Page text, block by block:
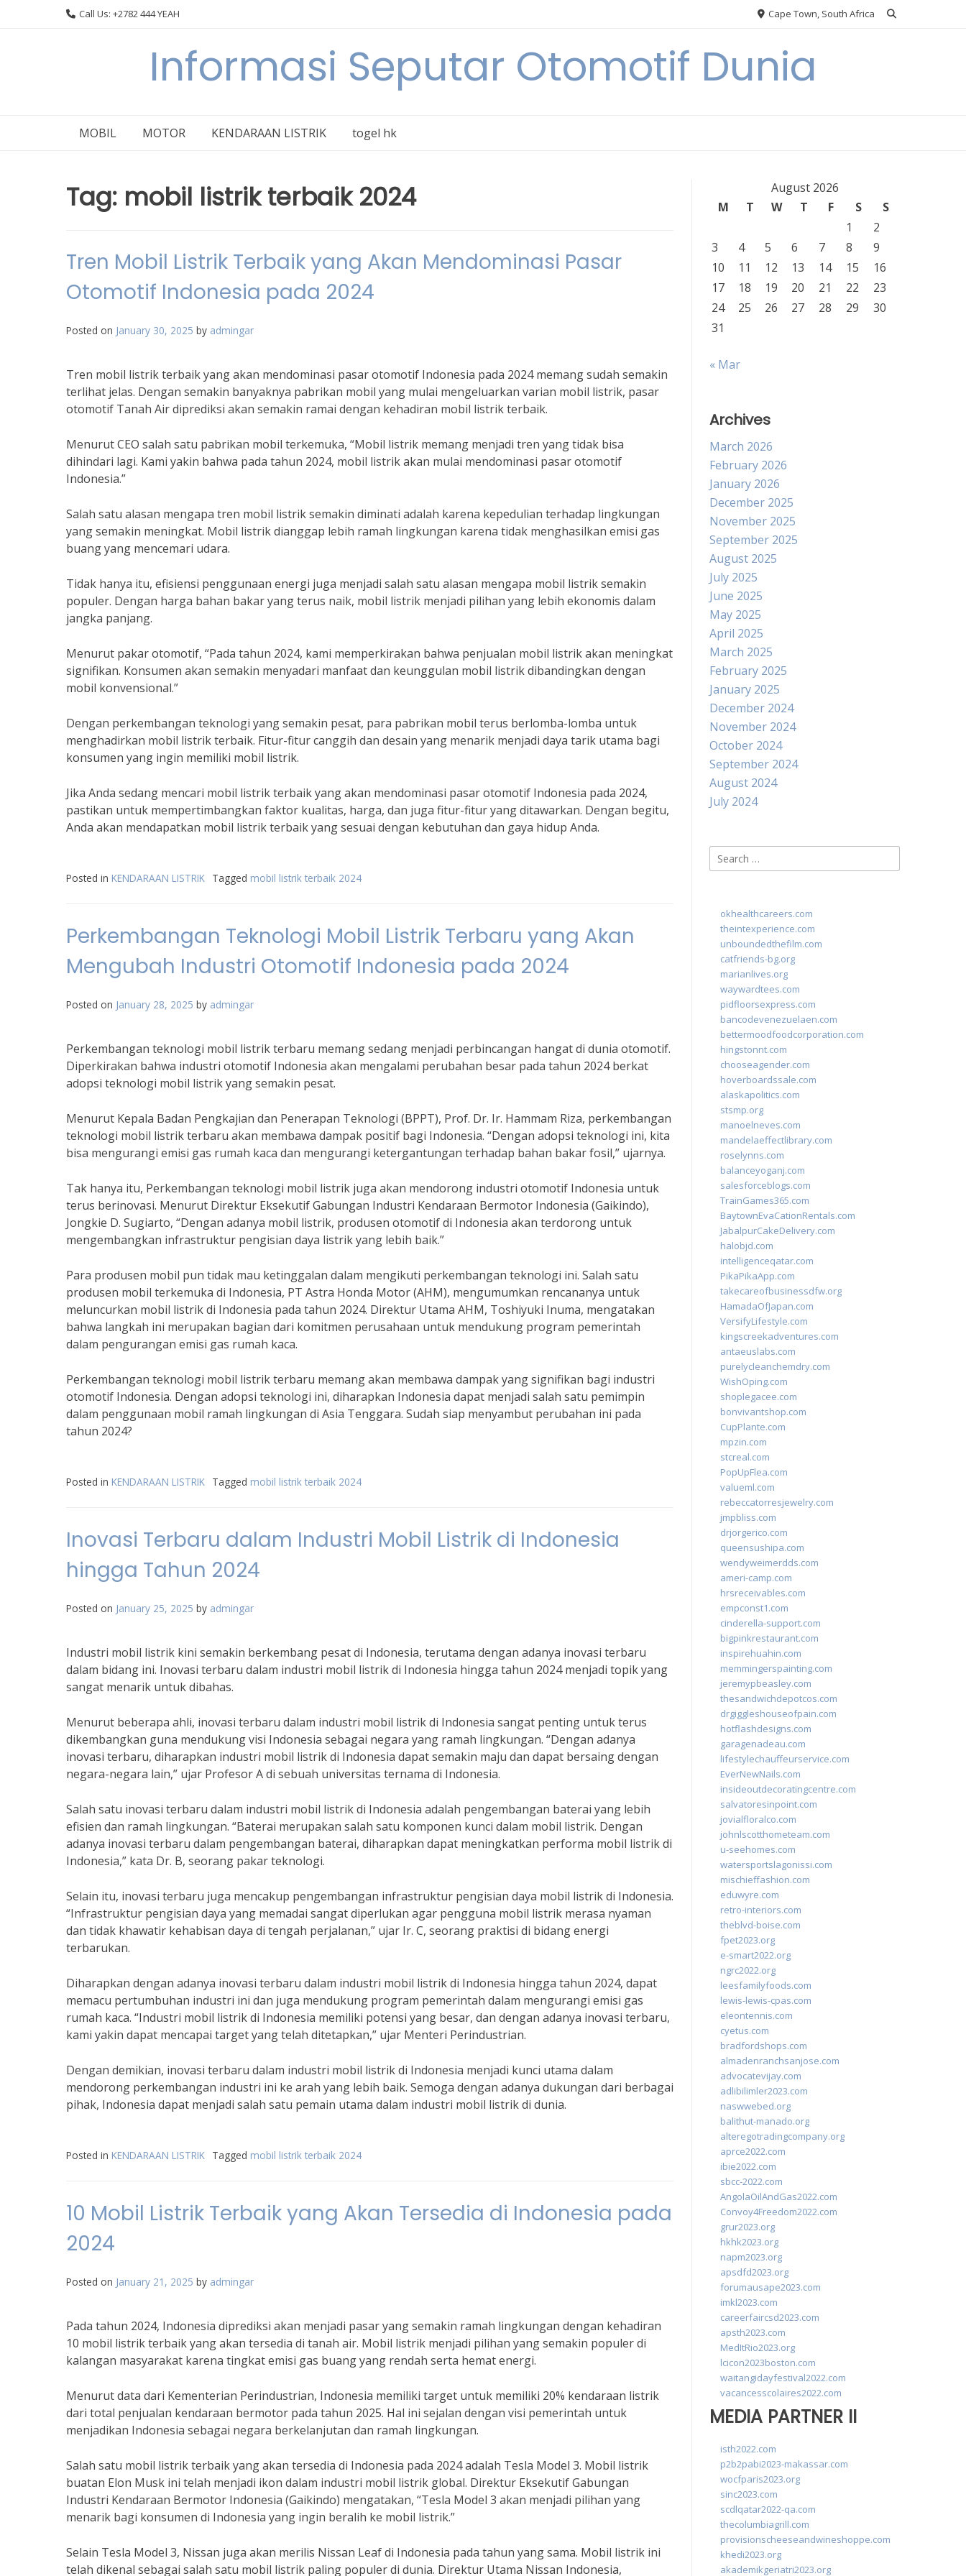
Call Us: +2782 444 YEAH Cape Town, South Africa
Informasi Seputar Otomotif Dunia
MOBIL MOTOR KENDARAAN LISTRIK togel hk
Tag: mobil listrik terbaik 2024
Tren Mobil Listrik Terbaik yang Akan Mendominasi Pasar
Otomotif Indonesia pada 2024
Posted on January 30, 2025 by admingar
Tren mobil listrik terbaik yang akan mendominasi pasar otomotif Indonesia pada 2024 memang sudah semakin
terlihat jelas. Dengan semakin banyaknya pabrikan mobil yang mulai mengeluarkan varian mobil listrik, pasar
otomotif Tanah Air diprediksi akan semakin ramai dengan kehadiran mobil listrik terbaik.
Menurut CEO salah satu pabrikan mobil terkemuka, “Mobil listrik memang menjadi tren yang tidak bisa
dihindari lagi. Kami yakin bahwa pada tahun 2024, mobil listrik akan mulai mendominasi pasar otomotif
Indonesia.”
Salah satu alasan mengapa tren mobil listrik semakin diminati adalah karena kepedulian terhadap lingkungan
yang semakin meningkat. Mobil listrik dianggap lebih ramah lingkungan karena tidak menghasilkan emisi gas
buang yang mencemari udara.
Tidak hanya itu, efisiensi penggunaan energi juga menjadi salah satu alasan mengapa mobil listrik semakin
populer. Dengan harga bahan bakar yang terus naik, mobil listrik menjadi pilihan yang lebih ekonomis dalam
jangka panjang.
Menurut pakar otomotif, “Pada tahun 2024, kami memperkirakan bahwa penjualan mobil listrik akan meningkat
signifikan. Konsumen akan semakin menyadari manfaat dan keunggulan mobil listrik dibandingkan dengan
mobil konvensional.”
Dengan perkembangan teknologi yang semakin pesat, para pabrikan mobil terus berlomba-lomba untuk
menghadirkan mobil listrik terbaik. Fitur-fitur canggih dan desain yang menarik menjadi daya tarik utama bagi
konsumen yang ingin memiliki mobil listrik.
Jika Anda sedang mencari mobil listrik terbaik yang akan mendominasi pasar otomotif Indonesia pada 2024,
pastikan untuk mempertimbangkan faktor kualitas, harga, dan juga fitur-fitur yang ditawarkan. Dengan begitu,
Anda akan mendapatkan mobil listrik terbaik yang sesuai dengan kebutuhan dan gaya hidup Anda.
Posted in KENDARAAN LISTRIK Tagged mobil listrik terbaik 2024
Perkembangan Teknologi Mobil Listrik Terbaru yang Akan
Mengubah Industri Otomotif Indonesia pada 2024
Posted on January 28, 2025 by admingar
Perkembangan teknologi mobil listrik terbaru memang sedang menjadi perbincangan hangat di dunia otomotif.
Diperkirakan bahwa industri otomotif Indonesia akan mengalami perubahan besar pada tahun 2024 berkat
adopsi teknologi mobil listrik yang semakin pesat.
Menurut Kepala Badan Pengkajian dan Penerapan Teknologi (BPPT), Prof. Dr. Ir. Hammam Riza, perkembangan
teknologi mobil listrik terbaru akan membawa dampak positif bagi Indonesia. “Dengan adopsi teknologi ini, kita
bisa mengurangi emisi gas rumah kaca dan mengurangi ketergantungan terhadap bahan bakar fosil,” ujarnya.
Tak hanya itu, Perkembangan teknologi mobil listrik juga akan mendorong industri otomotif Indonesia untuk
terus berinovasi. Menurut Direktur Eksekutif Gabungan Industri Kendaraan Bermotor Indonesia (Gaikindo),
Jongkie D. Sugiarto, “Dengan adanya mobil listrik, produsen otomotif di Indonesia akan terdorong untuk
mengembangkan infrastruktur pengisian daya listrik yang lebih baik.”
Para produsen mobil pun tidak mau ketinggalan dalam mengikuti perkembangan teknologi ini. Salah satu
produsen mobil terkemuka di Indonesia, PT Astra Honda Motor (AHM), mengumumkan rencananya untuk
meluncurkan mobil listrik di Indonesia pada tahun 2024. Direktur Utama AHM, Toshiyuki Inuma, mengatakan
bahwa langkah ini merupakan bagian dari komitmen perusahaan untuk mendukung program pemerintah
dalam pengurangan emisi gas rumah kaca.
Perkembangan teknologi mobil listrik terbaru memang akan membawa dampak yang signifikan bagi industri
otomotif Indonesia. Dengan adopsi teknologi ini, diharapkan Indonesia dapat menjadi salah satu pemimpin
dalam penggunaan mobil ramah lingkungan di Asia Tenggara. Sudah siap menyambut perubahan ini pada
tahun 2024?
Posted in KENDARAAN LISTRIK Tagged mobil listrik terbaik 2024
Inovasi Terbaru dalam Industri Mobil Listrik di Indonesia
hingga Tahun 2024
Posted on January 25, 2025 by admingar
Industri mobil listrik kini semakin berkembang pesat di Indonesia, terutama dengan adanya inovasi terbaru
dalam bidang ini. Inovasi terbaru dalam industri mobil listrik di Indonesia hingga tahun 2024 menjadi topik yang
sangat menarik untuk dibahas.
Menurut beberapa ahli, inovasi terbaru dalam industri mobil listrik di Indonesia sangat penting untuk terus
dikembangkan guna mendukung visi Indonesia sebagai negara yang ramah lingkungan. “Dengan adanya
inovasi terbaru, diharapkan industri mobil listrik di Indonesia dapat semakin maju dan dapat bersaing dengan
negara-negara lain,” ujar Profesor A di sebuah universitas ternama di Indonesia.
Salah satu inovasi terbaru dalam industri mobil listrik di Indonesia adalah pengembangan baterai yang lebih
efisien dan ramah lingkungan. “Baterai merupakan salah satu komponen kunci dalam mobil listrik. Dengan
adanya inovasi terbaru dalam pengembangan baterai, diharapkan dapat meningkatkan performa mobil listrik di
Indonesia,” kata Dr. B, seorang pakar teknologi.
Selain itu, inovasi terbaru juga mencakup pengembangan infrastruktur pengisian daya mobil listrik di Indonesia.
“Infrastruktur pengisian daya yang memadai sangat diperlukan agar pengguna mobil listrik merasa nyaman
dan tidak khawatir kehabisan daya di tengah perjalanan,” ujar Ir. C, seorang praktisi di bidang energi
terbarukan.
Diharapkan dengan adanya inovasi terbaru dalam industri mobil listrik di Indonesia hingga tahun 2024, dapat
memacu pertumbuhan industri ini dan juga mendukung program pemerintah dalam mengurangi emisi gas
rumah kaca. “Industri mobil listrik di Indonesia memiliki potensi yang besar, dan dengan adanya inovasi terbaru,
kami yakin dapat mencapai target yang telah ditetapkan,” ujar Menteri Perindustrian.
Dengan demikian, inovasi terbaru dalam industri mobil listrik di Indonesia menjadi kunci utama dalam
mendorong perkembangan industri ini ke arah yang lebih baik. Semoga dengan adanya dukungan dari berbagai
pihak, Indonesia dapat menjadi salah satu pemain utama dalam industri mobil listrik di dunia.
Posted in KENDARAAN LISTRIK Tagged mobil listrik terbaik 2024
10 Mobil Listrik Terbaik yang Akan Tersedia di Indonesia pada
2024
Posted on January 21, 2025 by admingar
Pada tahun 2024, Indonesia diprediksi akan menjadi pasar yang semakin ramah lingkungan dengan kehadiran
10 mobil listrik terbaik yang akan tersedia di tanah air. Mobil listrik menjadi pilihan yang semakin populer di
kalangan masyarakat karena tingkat emisi gas buang yang rendah serta hemat energi.
Menurut data dari Kementerian Perindustrian, Indonesia memiliki target untuk memiliki 20% kendaraan listrik
dari total penjualan kendaraan bermotor pada tahun 2025. Hal ini sejalan dengan visi pemerintah untuk
menjadikan Indonesia sebagai negara berkelanjutan dan ramah lingkungan.
Salah satu mobil listrik terbaik yang akan tersedia di Indonesia pada 2024 adalah Tesla Model 3. Mobil listrik
buatan Elon Musk ini telah menjadi ikon dalam industri mobil listrik global. Direktur Eksekutif Gabungan
Industri Kendaraan Bermotor Indonesia (Gaikindo) mengatakan, “Tesla Model 3 akan menjadi pilihan yang
menarik bagi konsumen di Indonesia yang ingin beralih ke mobil listrik.”
Selain Tesla Model 3, Nissan juga akan merilis Nissan Leaf di Indonesia pada tahun yang sama. Mobil listrik ini
telah dikenal sebagai salah satu mobil listrik paling populer di dunia. Direktur Utama Nissan Indonesia,
August 2026
M
T W T F S
S
1
2
3
4 5 6 7 8
9
10
11 12 13 14 15
16
17
18 19 20 21 22
23
24
25 26 27 28 29
30
31
« Mar
Archives
March 2026
February 2026
January 2026
December 2025
November 2025
September 2025
August 2025
July 2025
June 2025
May 2025
April 2025
March 2025
February 2025
January 2025
December 2024
November 2024
October 2024
September 2024
August 2024
July 2024
Search
for:
okhealthcareers.com
theintexperience.com
unboundedthefilm.com
catfriends-bg.org
marianlives.org
waywardtees.com
pidfloorsexpress.com
bancodevenezuelaen.com
bettermoodfoodcorporation.com
hingstonnt.com
chooseagender.com
hoverboardssale.com
alaskapolitics.com
stsmp.org
manoelneves.com
mandelaeffectlibrary.com
roselynns.com
balanceyoganj.com
salesforceblogs.com
TrainGames365.com
BaytownEvaCationRentals.com
JabalpurCakeDelivery.com
halobjd.com
intelligenceqatar.com
PikaPikaApp.com
takecareofbusinessdfw.org
HamadaOfJapan.com
VersifyLifestyle.com
kingscreekadventures.com
antaeuslabs.com
purelycleanchemdry.com
WishOping.com
shoplegacee.com
bonvivantshop.com
CupPlante.com
mpzin.com
stcreal.com
PopUpFlea.com
valueml.com
rebeccatorresjewelry.com
jmpbliss.com
drjorgerico.com
queensushipa.com
wendyweimerdds.com
ameri-camp.com
hrsreceivables.com
empconst1.com
cinderella-support.com
bigpinkrestaurant.com
inspirehuahin.com
memmingerspainting.com
jeremypbeasley.com
thesandwichdepotcos.com
drgiggleshouseofpain.com
hotflashdesigns.com
garagenadeau.com
lifestylechauffeurservice.com
EverNewNails.com
insideoutdecoratingcentre.com
salvatoresinpoint.com
jovialfloralco.com
johnlscotthometeam.com
u-seehomes.com
watersportslagonissi.com
mischieffashion.com
eduwyre.com
retro-interiors.com
theblvd-boise.com
fpet2023.org
e-smart2022.org
ngrc2022.org
leesfamilyfoods.com
lewis-lewis-cpas.com
eleontennis.com
cyetus.com
bradfordshops.com
almadenranchsanjose.com
advocatevijay.com
adlibilimler2023.com
naswwebed.org
balithut-manado.org
alteregotradingcompany.org
aprce2022.com
ibie2022.com
sbcc-2022.com
AngolaOilAndGas2022.com
Convoy4Freedom2022.com
grur2023.org
hkhk2023.org
napm2023.org
apsdfd2023.org
forumausape2023.com
imkl2023.com
careerfaircsd2023.com
apsth2023.com
MedItRio2023.org
lcicon2023boston.com
waitangidayfestival2022.com
vacancesscolaires2022.com
MEDIA PARTNER II
isth2022.com
p2b2pabi2023-makassar.com
wocfparis2023.org
sinc2023.com
scdlqatar2022-qa.com
thecolumbiagrill.com
provisionscheeseandwineshoppe.com
khedi2023.org
akademikgeriatri2023.org